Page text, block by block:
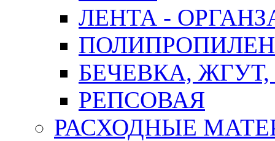
ЛЕНТА -
БЕЧЕВКА,
РЕПСОВАЯ
РАСХОДНЫЕ